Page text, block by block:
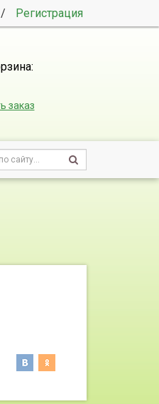
/ Регистрация
заказ